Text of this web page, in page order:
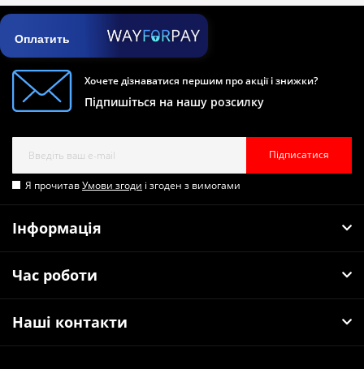
Оплатить
Хочете дізнаватися першим про акції і знижки?
Підпишіться на нашу розсилку
Підписатися
Я прочитавУмови згоди і згоден з вимогами
Інформація
Час роботи
Наші контакти